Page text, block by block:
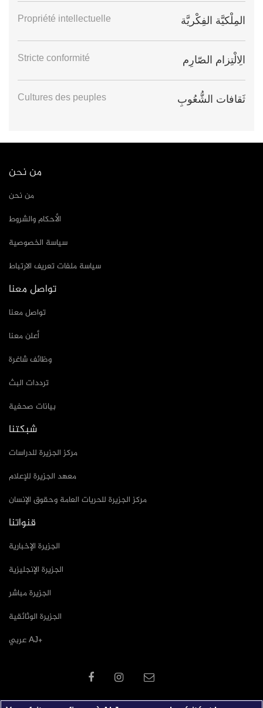
المِلْكيَّة الفِكْريَّة Propriété intellectuelle
الِالْتِزام الصّارِم Stricte conformité
ثَقافات الشُّعُوبِ Cultures des peuples
من نحن
من نحن
الأحكام والشروط
سياسة الخصوصية
سياسة ملفات تعريف الارتباط
تواصل معنا
تواصل معنا
أعلن معنا
وظائف شاغرة
ترددات البث
بيانات صحفية
شبكتنا
مركز الجزيرة للدراسات
معهد الجزيرة للإعلام
مركز الجزيرة للحريات العامة وحقوق الإنسان
قنواتنا
الجزيرة الإخبارية
الجزيرة الإنجليزية
الجزيرة مباشر
الجزيرة الوثائقية
عربي AJ+